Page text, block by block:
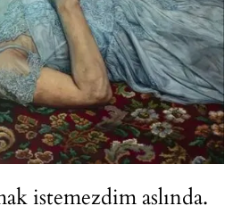
istemezdim aslında.